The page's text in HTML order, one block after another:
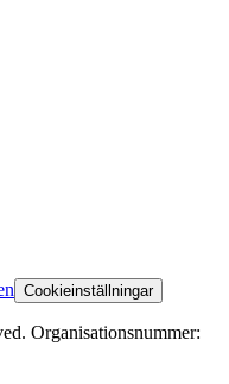
Cookieinställningar
Organisationsnummer: